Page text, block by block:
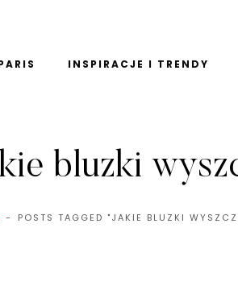
INSPIRACJE I TRENDY
bluzki
POSTS TAGGED "JAKIE BLUZKI